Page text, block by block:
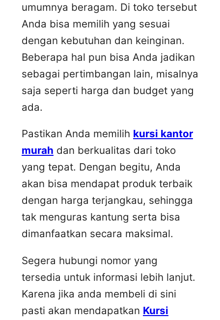
umumnya beragam. Di toko tersebut
Anda bisa memilih yang sesuai
dengan kebutuhan dan keinginan.
Beberapa hal pun bisa Anda jadikan
sebagai pertimbangan lain, misalnya
saja seperti harga dan budget yang
ada.
Pastikan Anda memilih kursi kantor
murah dan berkualitas dari toko
yang tepat. Dengan begitu, Anda
akan bisa mendapat produk terbaik
dengan harga terjangkau, sehingga
tak menguras kantung serta bisa
dimanfaatkan secara maksimal.
Segera hubungi nomor yang
tersedia untuk informasi lebih lanjut.
Karena jika anda membeli di sini
pasti akan mendapatkan Kursi